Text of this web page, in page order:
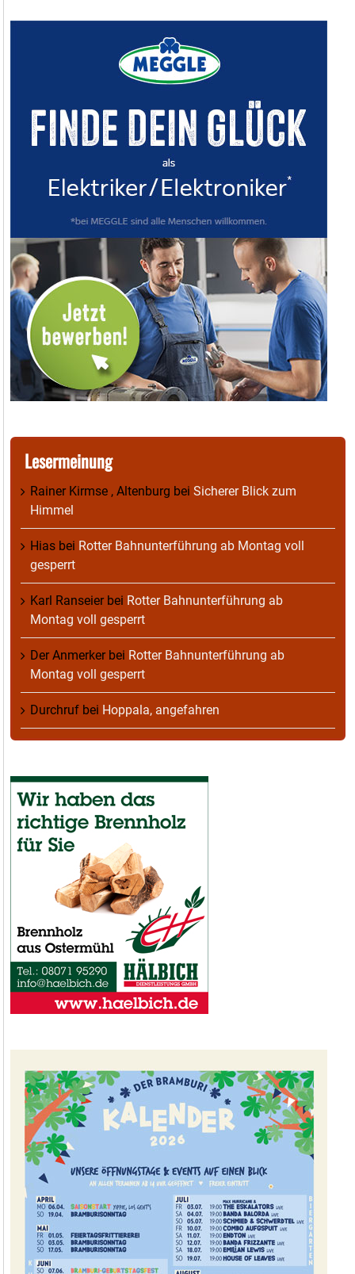
Lesermeinung
Rainer Kirmse , Altenburg bei Sicherer Blick zum
Himmel
Hias bei Rotter Bahnunterführung ab Montag voll
gesperrt
Karl Ranseierbei Rotter Bahnunterführung ab
Montag voll gesperrt
Der Anmerkerbei Rotter Bahnunterführung ab
Montag voll gesperrt
Durchruf bei Hoppala, angefahren